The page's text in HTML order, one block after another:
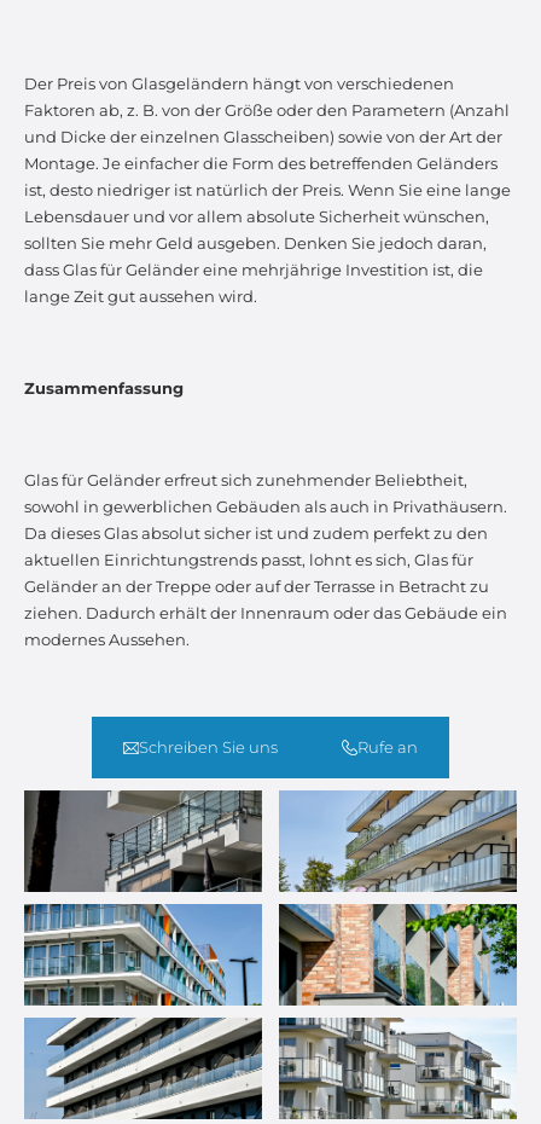
Der Preis von Glasgeländern hängt von verschiedenen
Faktoren ab, z. B. von der Größe oder den Parametern (Anzahl
und Dicke der einzelnen Glasscheiben) sowie von der Art der
Montage. Je einfacher die Form des betreffenden Geländers
ist, desto niedriger ist natürlich der Preis. Wenn Sie eine lange
Lebensdauer und vor allem absolute Sicherheit wünschen,
sollten Sie mehr Geld ausgeben. Denken Sie jedoch daran,
dass Glas für Geländer eine mehrjährige Investition ist, die
lange Zeit gut aussehen wird.
Zusammenfassung
Glas für Geländer erfreut sich zunehmender Beliebtheit,
sowohl in gewerblichen Gebäuden als auch in Privathäusern.
Da dieses Glas absolut sicher ist und zudem perfekt zu den
aktuellen Einrichtungstrends passt, lohnt es sich, Glas für
Geländer an der Treppe oder auf der Terrasse in Betracht zu
ziehen. Dadurch erhält der Innenraum oder das Gebäude ein
modernes Aussehen.
Schreiben Sie uns Rufe an